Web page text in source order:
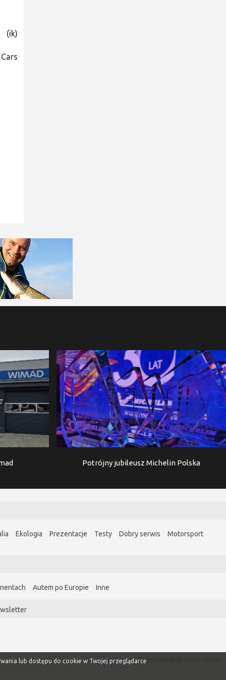
(ik)
Potrójny jubileusz Michelin Polska
Ekologia Prezentacje Testy Dobry serwis
Motorsport
Autem po Europie Inne
Projektowanie stron Toruń
lub dostępu do cookie w Twojej przeglądarce